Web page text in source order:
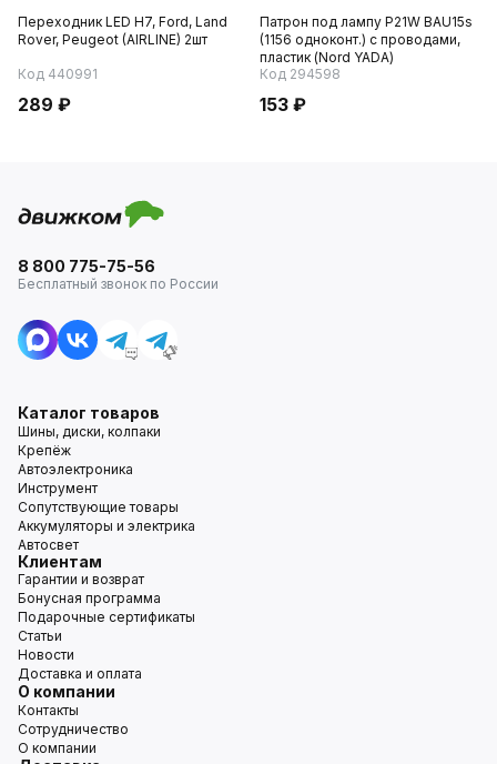
Переходник LED H7, Ford, Land
Rover, Peugeot (AIRLINE) 2шт
Код 440991
289 ₽
Патрон под лампу P21W BAU15s
(1156 одноконт.) с проводами,
пластик (Nord YADA)
Код 294598
153 ₽
8 800 775-75-56
Бесплатный звонок по России
Каталог товаров
Шины, диски, колпаки
Крепёж
Автоэлектроника
Инструмент
Сопутствующие товары
Аккумуляторы и электрика
Автосвет
Клиентам
Гарантии и возврат
Бонусная программа
Подарочные сертификаты
Статьи
Новости
Доставка и оплата
О компании
Контакты
Сотрудничество
О компании